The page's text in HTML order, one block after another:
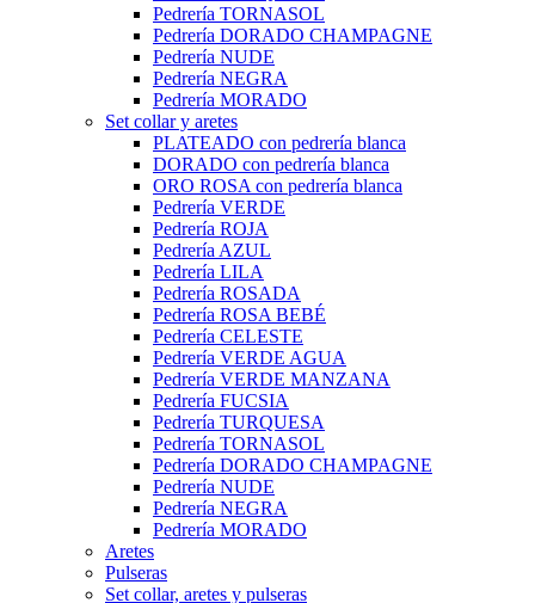
Pedrería TORNASOL
Pedrería DORADO CHAMPAGNE
Pedrería NUDE
Pedrería NEGRA
Pedrería MORADO
Set collar y aretes
PLATEADO con pedrería blanca
DORADO con pedrería blanca
ORO ROSA con pedrería blanca
Pedrería VERDE
Pedrería ROJA
Pedrería AZUL
Pedrería LILA
Pedrería ROSADA
Pedrería ROSA BEBÉ
Pedrería CELESTE
Pedrería VERDE AGUA
Pedrería VERDE MANZANA
Pedrería FUCSIA
Pedrería TURQUESA
Pedrería TORNASOL
Pedrería DORADO CHAMPAGNE
Pedrería NUDE
Pedrería NEGRA
Pedrería MORADO
Aretes
Pulseras
Set collar, aretes y pulseras